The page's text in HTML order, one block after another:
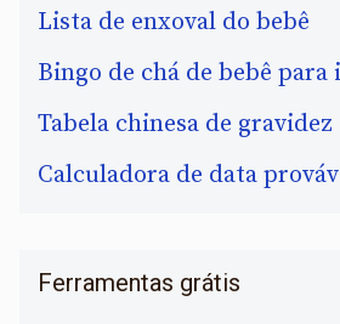
Lista de enxoval do bebê
Bingo de chá de bebê
Tabela chinesa de gravidez
Calculadora de data
Ferramentas grátis